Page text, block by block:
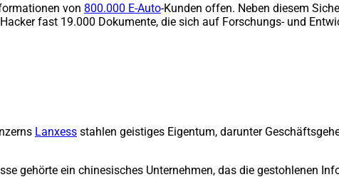
von 800.000 E-Auto-Kunden offen. Neben diesem
fast 19.000 Dokumente, die sich auf Forschungs- und
Lanxess stahlen geistiges Eigentum, darunter
gehörte ein chinesisches Unternehmen, das die gestohlenen